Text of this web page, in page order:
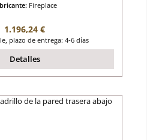
Fireplace
Precio normal:
1.196,24 €
plazo de entrega: 4-6 días
Detalles